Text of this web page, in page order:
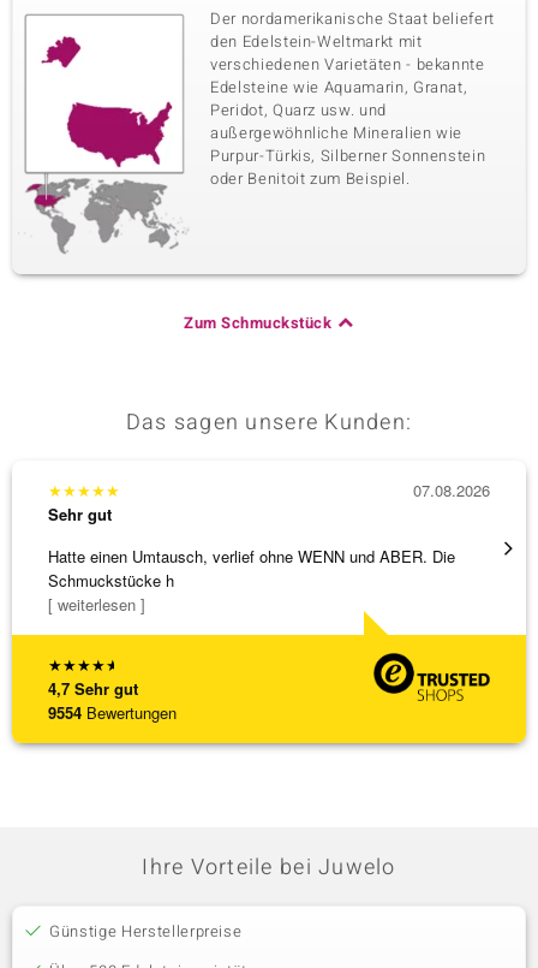
Der nordamerikanische Staat beliefert
den Edelstein-Weltmarkt mit
verschiedenen Varietäten - bekannte
Edelsteine wie Aquamarin, Granat,
Peridot, Quarz usw. und
außergewöhnliche Mineralien wie
Purpur-Türkis, Silberner Sonnenstein
oder Benitoit zum Beispiel.
Zum Schmuckstück
Das sagen unsere Kunden:
★★★★★
4,7 Sehr gut
9554 Bewertungen
★★★★★
Sehr gut
Hatte einen Umtausch, verlief ohne WENN und ABER. Die
Schmuckstücke h
[ weiterlesen ]
07.08.2026
Eine
Ihre Vorteile bei Juwelo
Günstige Herstellerpreise